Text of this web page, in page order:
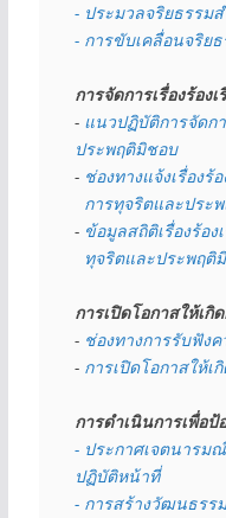
- ประมวลจริยธรรม
- การขับเคลื่อนจริย
การจัดการเรื่องร้อ
- แนวปฏิบัติการจัดก
ประพฤติมิชอบ
- ช่องทางแจ้งเรื่องร้
การทุจริตและปร
- ข้อมูลสถิติเรื่องร้อง
ทุจริตและประพฤติ
การเปิดโอกาสให้เกิ
- ช่องทางการรับฟัง
- การเปิดโอกาสให้เ
การดำเนินการเพื่อป้
- ประกาศเจตนารม
ปฏิบัติหน้าที่
- การสร้างวัฒนธรร